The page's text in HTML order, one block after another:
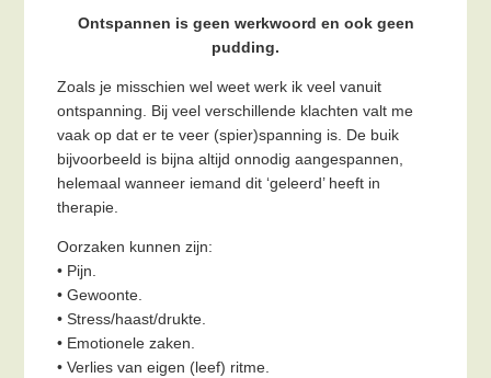
Ontspannen is geen werkwoord en ook geen
pudding.
Zoals je misschien wel weet werk ik veel vanuit
ontspanning. Bij veel verschillende klachten valt me
vaak op dat er te veer (spier)spanning is. De buik
bijvoorbeeld is bijna altijd onnodig aangespannen,
helemaal wanneer iemand dit ‘geleerd’ heeft in
therapie.
Oorzaken kunnen zijn:
• Pijn.
• Gewoonte.
• Stress/haast/drukte.
• Emotionele zaken.
• Verlies van eigen (leef) ritme.